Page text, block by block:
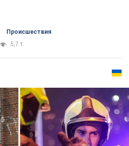
Происшествия
5,7 т.